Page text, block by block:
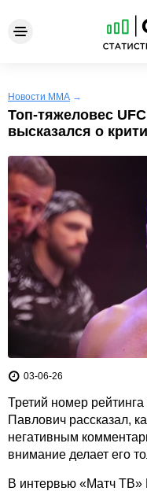
Новости ММА →
Топ-тяжеловес
высказался о
03-06-26
Третий номер
Павлович рассказал,
негативным
внимание делает его
В интервью «Матч ТВ»